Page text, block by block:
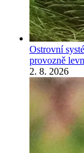
Ostrovní
provozně
2. 8. 2026